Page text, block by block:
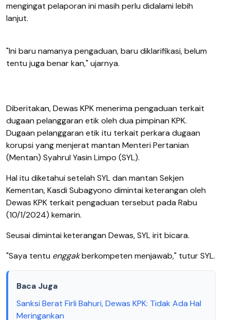
mengingat pelaporan ini masih perlu didalami lebih
lanjut.
"Ini baru namanya pengaduan, baru diklarifikasi, belum
tentu juga benar kan," ujarnya.
Diberitakan, Dewas KPK menerima pengaduan terkait
dugaan pelanggaran etik oleh dua pimpinan KPK.
Dugaan pelanggaran etik itu terkait perkara dugaan
korupsi yang menjerat mantan Menteri Pertanian
(Mentan) Syahrul Yasin Limpo (SYL).
Hal itu diketahui setelah SYL dan mantan Sekjen
Kementan, Kasdi Subagyono dimintai keterangan oleh
Dewas KPK terkait pengaduan tersebut pada Rabu
(10/1/2024) kemarin.
Seusai dimintai keterangan Dewas, SYL irit bicara.
"Saya tentu enggakberkompeten menjawab," tutur SYL.
Baca Juga
Sanksi Berat Firli Bahuri, Dewas KPK: Tidak Ada Hal
Meringankan